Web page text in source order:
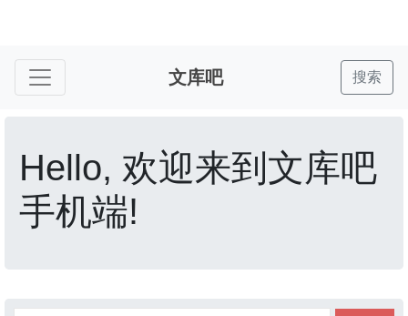
文库吧 搜索
Hello, 欢迎来到文库吧
手机端!